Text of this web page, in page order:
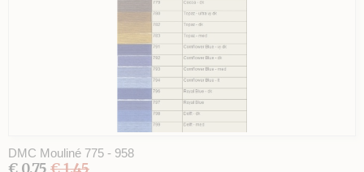
DMC Mouliné 775 - 958